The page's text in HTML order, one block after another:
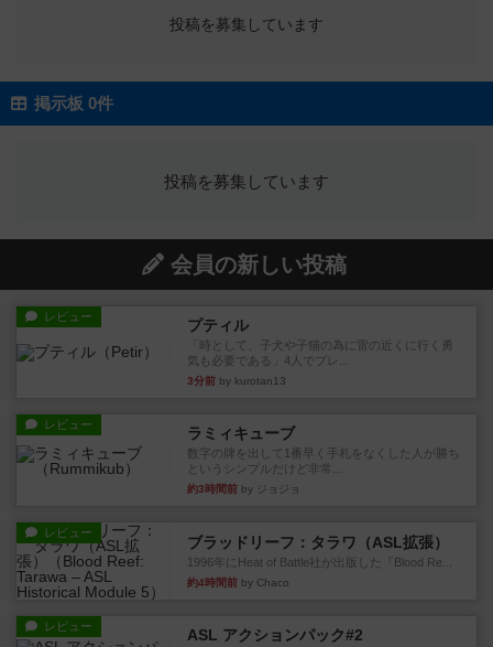
投稿を募集しています
掲示板 0件
投稿を募集しています
会員の新しい投稿
レビュー プティル
「時として、子犬や子猫の為に雷の近くに行く勇
気も必要である」4人でプレ...
3分前 by kurotan13
レビュー ラミィキューブ
数字の牌を出して1番早く手札をなくした人が勝ち
というシンプルだけど非常...
約3時間前 by ジョジョ
レビュー
ブラッドリーフ：タラワ（ASL拡張）
1996年にHeat of Battle社が出版した『Blood Re...
約4時間前 by Chaco
レビュー ASL アクションパック#2